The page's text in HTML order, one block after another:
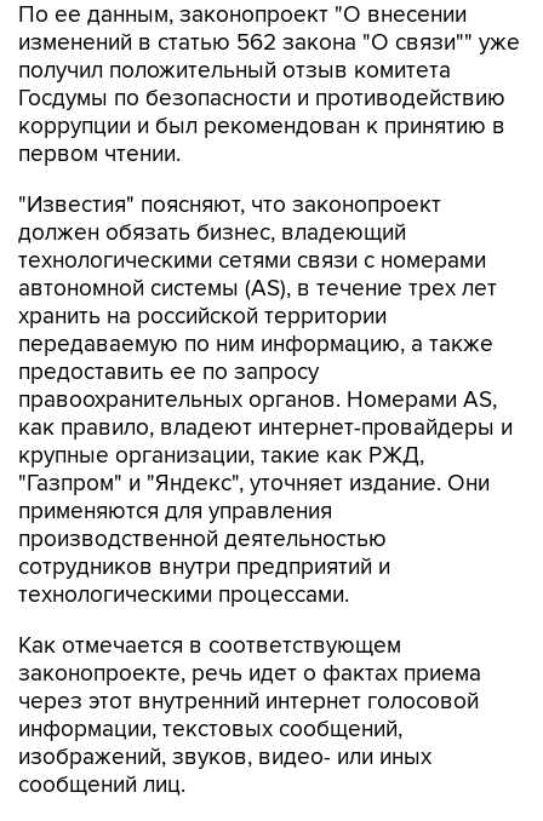
По ее данным, законопроект "О внесении
изменений в статью 562 закона "О связи"" уже
получил положительный отзыв комитета
Госдумы по безопасности и противодействию
коррупции и был рекомендован к принятию в
первом чтении.
"Известия" поясняют, что законопроект
должен обязать бизнес, владеющий
технологическими сетями связи с номерами
автономной системы (AS), в течение трех лет
хранить на российской территории
передаваемую по ним информацию, а также
предоставить ее по запросу
правоохранительных органов. Номерами AS,
как правило, владеют интернет-провайдеры и
крупные организации, такие как РЖД,
"Газпром" и "Яндекс", уточняет издание. Они
применяются для управления
производственной деятельностью
сотрудников внутри предприятий и
технологическими процессами.
Как отмечается в соответствующем
законопроекте, речь идет о фактах приема
через этот внутренний интернет голосовой
информации, текстовых сообщений,
изображений, звуков, видео- или иных
сообщений лиц.